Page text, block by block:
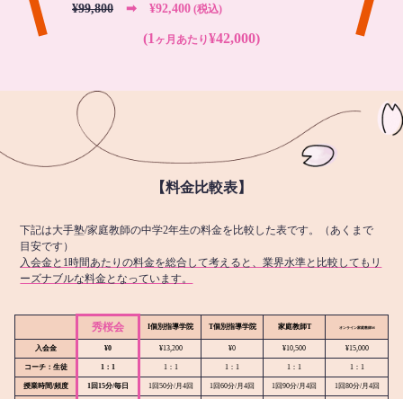
¥99,800 ➡︎ ¥92,400 (税込)
(1 ヶ月あたり¥42,000)
【料金比較表】
下記は大手塾/家庭教師の中学2年生の料金を比較した表です。（あくまで
目安です）
入会金と1時間あたりの料金を総合して考えると、業界水準と比較してもリ
ーズナブルな料金となっています。
秀桜会 I個別指導学院 T個別指導学院 家庭教師T オンライン家庭教師M
入会金 ¥0 ¥13,200 ¥0 ¥10,500 ¥15,000
コーチ：生徒 1：1 1：1 1：1 1：1 1：1
授業時間/頻度 1回15分/毎日 1回50分/月4回 1回60分/月4回 1回90分/月4回 1回80分/月4回